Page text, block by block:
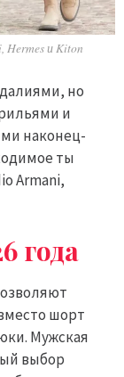
и Kiton
но
и
наконец-
ты
Armani,
года
шорт
Мужская
выбор